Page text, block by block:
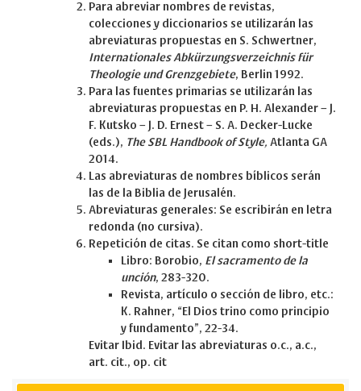
Para abreviar nombres de revistas,
colecciones y diccionarios se utilizarán las
abreviaturas propuestas en S. Schwertner,
Internationales Abkürzungsverzeichnis für
Theologie und Grenzgebiete, Berlin 1992.
Para las fuentes primarias se utilizarán las
abreviaturas propuestas en P. H. Alexander – J.
F. Kutsko – J. D. Ernest – S. A. Decker-Lucke
(eds.), The SBL Handbook of Style, Atlanta GA
2014.
Las abreviaturas de nombres bíblicos serán
las de la Biblia de Jerusalén.
Abreviaturas generales: Se escribirán en letra
redonda (no cursiva).
Repetición de citas. Se citan como short-title
Libro: Borobio, El sacramento de la
unción, 283-320.
Revista, artículo o sección de libro, etc.:
K. Rahner, “El Dios trino como principio
y fundamento”, 22-34.
Evitar Ibid. Evitar las abreviaturas o.c., a.c.,
art. cit., op. cit